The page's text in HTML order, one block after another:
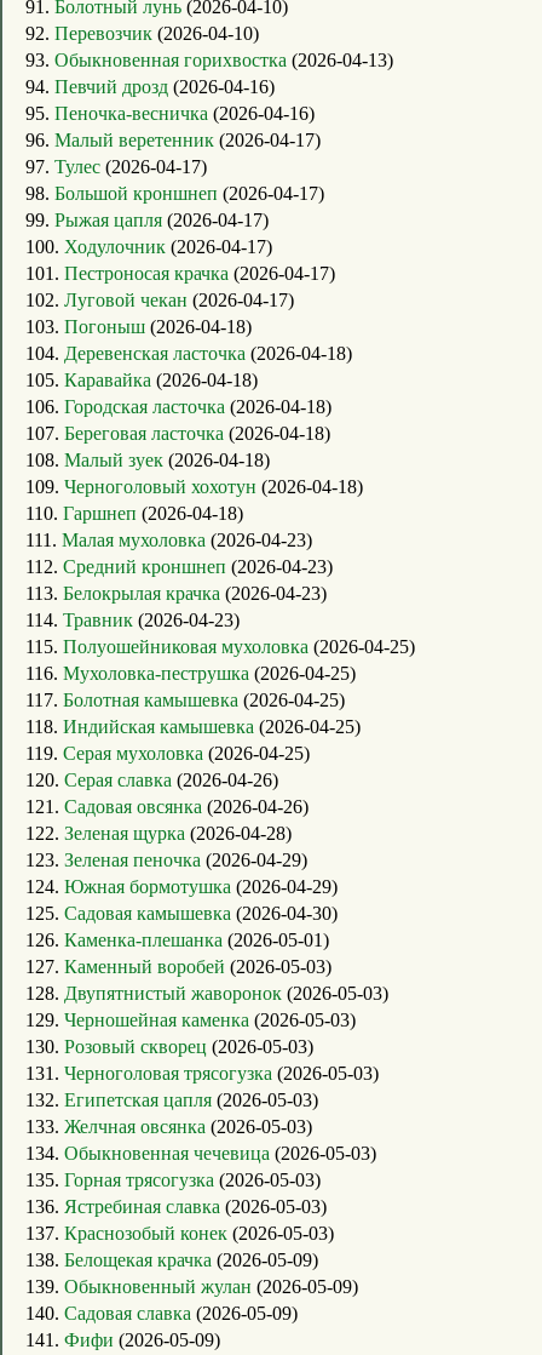
91. Болотный лунь (2026-04-10)
92. Перевозчик (2026-04-10)
93. Обыкновенная горихвостка (2026-04-13)
94. Певчий дрозд (2026-04-16)
95. Пеночка-весничка (2026-04-16)
96. Малый веретенник (2026-04-17)
97. Тулес (2026-04-17)
98. Большой кроншнеп (2026-04-17)
99. Рыжая цапля (2026-04-17)
100. Ходулочник (2026-04-17)
101. Пестроносая крачка (2026-04-17)
102. Луговой чекан (2026-04-17)
103. Погоныш (2026-04-18)
104. Деревенская ласточка (2026-04-18)
105. Каравайка (2026-04-18)
106. Городская ласточка (2026-04-18)
107. Береговая ласточка (2026-04-18)
108. Малый зуек (2026-04-18)
109. Черноголовый хохотун (2026-04-18)
110. Гаршнеп (2026-04-18)
111. Малая мухоловка (2026-04-23)
112. Средний кроншнеп (2026-04-23)
113. Белокрылая крачка (2026-04-23)
114. Травник (2026-04-23)
115. Полуошейниковая мухоловка (2026-04-25)
116. Мухоловка-пеструшка (2026-04-25)
117. Болотная камышевка (2026-04-25)
118. Индийская камышевка (2026-04-25)
119. Серая мухоловка (2026-04-25)
120. Серая славка (2026-04-26)
121. Садовая овсянка (2026-04-26)
122. Зеленая щурка (2026-04-28)
123. Зеленая пеночка (2026-04-29)
124. Южная бормотушка (2026-04-29)
125. Садовая камышевка (2026-04-30)
126. Каменка-плешанка (2026-05-01)
127. Каменный воробей (2026-05-03)
128. Двупятнистый жаворонок (2026-05-03)
129. Черношейная каменка (2026-05-03)
130. Розовый скворец (2026-05-03)
131. Черноголовая трясогузка (2026-05-03)
132. Египетская цапля (2026-05-03)
133. Желчная овсянка (2026-05-03)
134. Обыкновенная чечевица (2026-05-03)
135. Горная трясогузка (2026-05-03)
136. Ястребиная славка (2026-05-03)
137. Краснозобый конек (2026-05-03)
138. Белощекая крачка (2026-05-09)
139. Обыкновенный жулан (2026-05-09)
140. Садовая славка (2026-05-09)
141. Фифи (2026-05-09)